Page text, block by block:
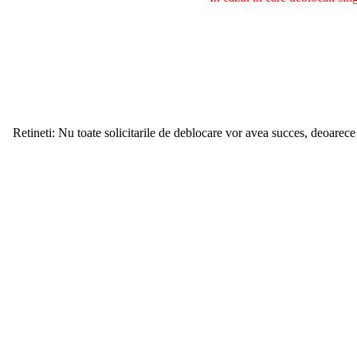
Retineti: Nu toate solicitarile de deblocare vor avea succes,